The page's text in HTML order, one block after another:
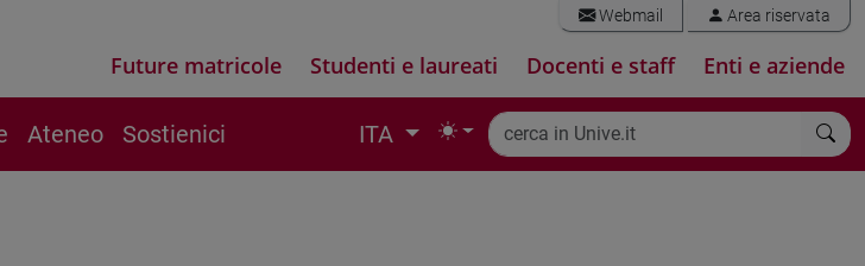
Webmail Area riservata
Future matricole Studenti e laureati Docenti e staff Enti e aziende
Ateneo Sostienici ITA